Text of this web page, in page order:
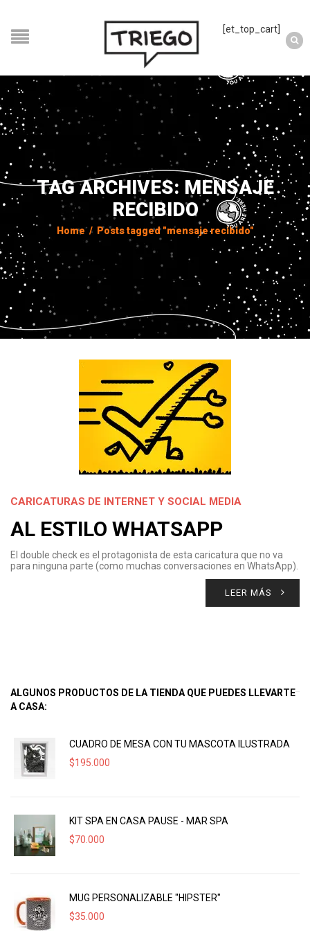
[et_top_cart]
TAG ARCHIVES: MENSAJE
RECIBIDO
Home / Posts tagged "mensaje recibido"
CARICATURAS DE INTERNET Y SOCIAL MEDIA
AL ESTILO WHATSAPP
El double check es el protagonista de esta caricatura que no va
para ninguna parte (como muchas conversaciones en WhatsApp).
LEER MÁS
ALGUNOS PRODUCTOS DE LA TIENDA QUE PUEDES LLEVARTE
A CASA:
CUADRO DE MESA CON TU MASCOTA ILUSTRADA
$195.000
KIT SPA EN CASA PAUSE - MAR SPA
$70.000
MUG PERSONALIZABLE "HIPSTER"
$35.000